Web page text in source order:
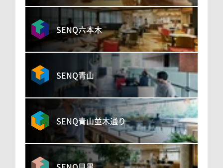
SENQ六本木
SENQ青山
SENQ青山並木通り